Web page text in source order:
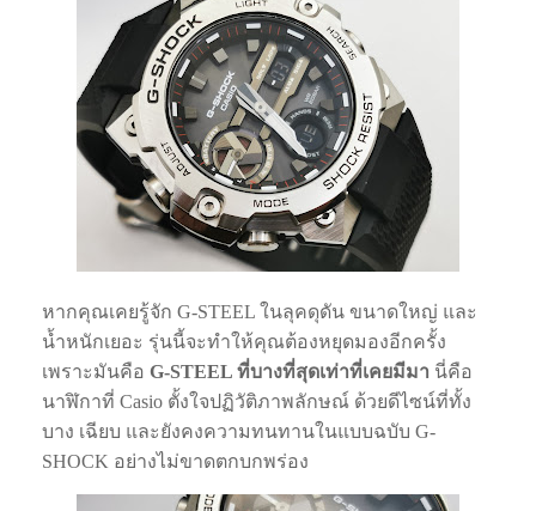
หากคุณเคยรู้จัก G-STEEL ในลุคดุดัน ขนาดใหญ่ และ
น้ำหนักเยอะ รุ่นนี้จะทำให้คุณต้องหยุดมองอีกครั้ง
เพราะมันคือ G-STEEL ที่บางที่สุดเท่าที่เคยมีมา นี่คือ
นาฬิกาที่ Casio ตั้งใจปฏิวัติภาพลักษณ์ ด้วยดีไซน์ที่ทั้ง
บาง เฉียบ และยังคงความทนทานในแบบฉบับ G-
SHOCK อย่างไม่ขาดตกบกพร่อง